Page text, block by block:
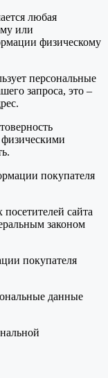
любая
или
физическому
персональные
запроса, это –
покупателя
сайта
законом
покупателя
данные